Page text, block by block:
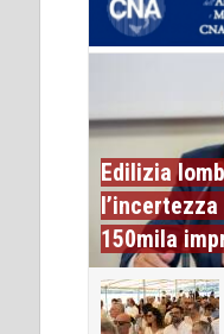
Edilizia
150mila